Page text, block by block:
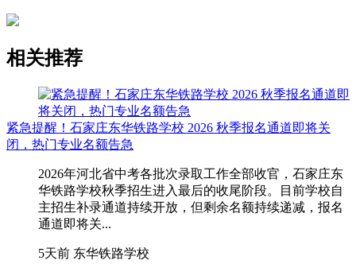
相关推荐
紧急提醒！石家庄东华铁路学校 2026 秋季报名通道即将关
闭，热门专业名额告急
2026年河北省中考各批次录取工作全部收官，石家庄东
华铁路学校秋季招生进入最后的收尾阶段。目前学校自
主招生补录通道持续开放，但剩余名额持续递减，报名
通道即将关...
5天前 东华铁路学校